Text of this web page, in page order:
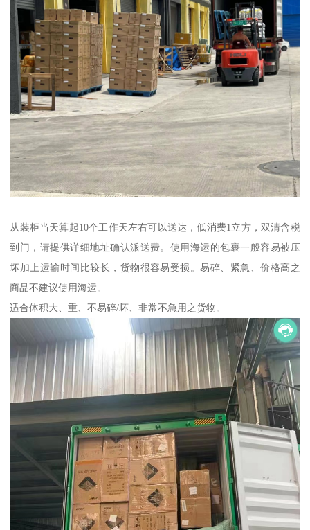
从装柜当天算起10个工作天左右可以送达，低消费1立方，双清含税
到门，请提供详细地址确认派送费。使用海运的包裹一般容易被压
坏加上运输时间比较长，货物很容易受损。易碎、紧急、价格高之
商品不建议使用海运。
适合体积大、重、不易碎/坏、非常不急用之货物。